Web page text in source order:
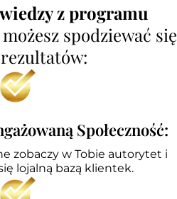
z programu
możesz spodziewać się
Społeczność:
zobaczy w Tobie autorytet i
lojalną bazą klientek.